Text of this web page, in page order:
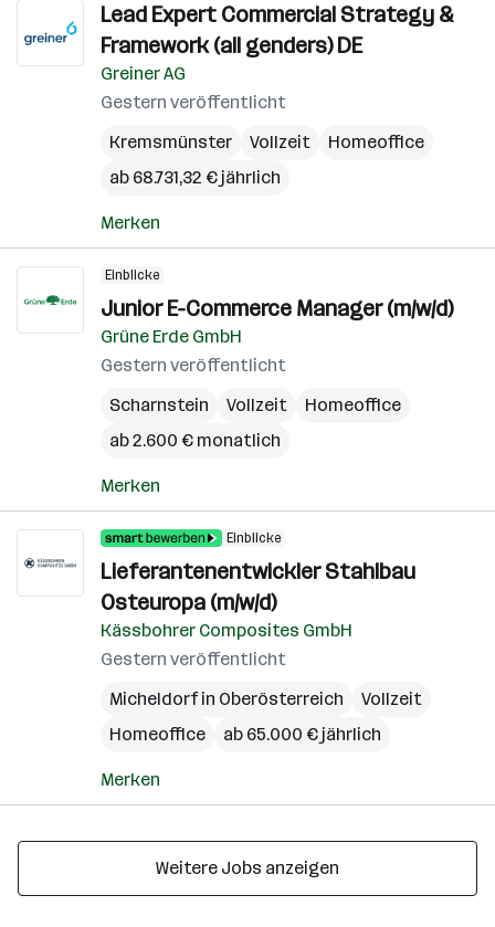
Lead Expert Commercial Strategy &
Framework (all genders) DE
Greiner AG
Gestern veröffentlicht
Kremsmünster
Vollzeit
Homeoffice
ab 68.731,32 € jährlich
Merken
Einblicke
Junior E-Commerce Manager (m/w/d)
Grüne Erde GmbH
Gestern veröffentlicht
Scharnstein
Vollzeit
Homeoffice
ab 2.600 € monatlich
Merken
Einblicke
Lieferantenentwickler Stahlbau
Osteuropa (m/w/d)
Kässbohrer Composites GmbH
Gestern veröffentlicht
Micheldorf in Oberösterreich
Vollzeit
Homeoffice
ab 65.000 € jährlich
Merken
Weitere Jobs anzeigen